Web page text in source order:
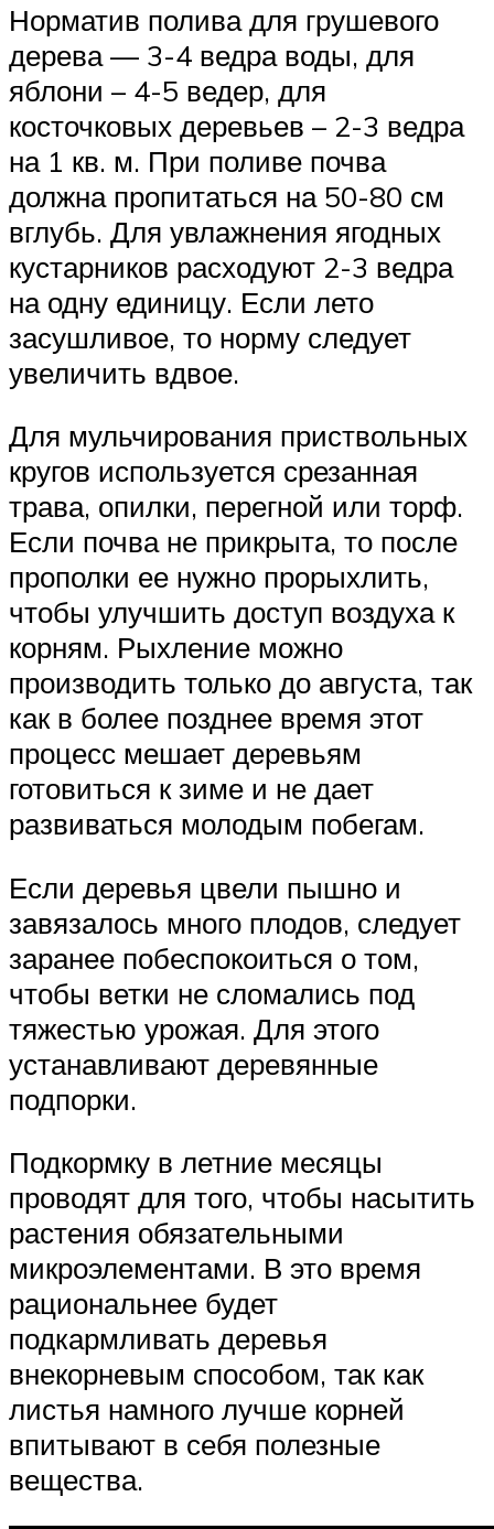
Норматив полива для грушевого
дерева — 3-4 ведра воды, для
яблони – 4-5 ведер, для
косточковых деревьев – 2-3 ведра
на 1 кв. м. При поливе почва
должна пропитаться на 50-80 см
вглубь. Для увлажнения ягодных
кустарников расходуют 2-3 ведра
на одну единицу. Если лето
засушливое, то норму следует
увеличить вдвое.
Для мульчирования приствольных
кругов используется срезанная
трава, опилки, перегной или торф.
Если почва не прикрыта, то после
прополки ее нужно прорыхлить,
чтобы улучшить доступ воздуха к
корням. Рыхление можно
производить только до августа, так
как в более позднее время этот
процесс мешает деревьям
готовиться к зиме и не дает
развиваться молодым побегам.
Если деревья цвели пышно и
завязалось много плодов, следует
заранее побеспокоиться о том,
чтобы ветки не сломались под
тяжестью урожая. Для этого
устанавливают деревянные
подпорки.
Подкормку в летние месяцы
проводят для того, чтобы насытить
растения обязательными
микроэлементами. В это время
рациональнее будет
подкармливать деревья
внекорневым способом, так как
листья намного лучше корней
впитывают в себя полезные
вещества.